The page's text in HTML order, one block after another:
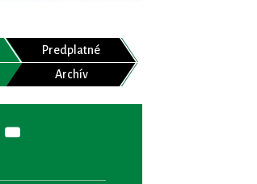
Predplatné
Archív